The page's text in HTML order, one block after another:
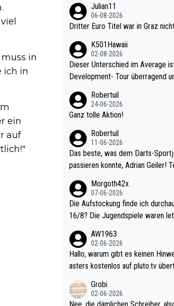
in
ich in
ein
auf
Julian11
06-08-2026
Dritter Euro Titel war in Graz
K501Hawaii
02-08-2026
Dieser Unterschied im Average ist echt
Development- Tour überragend
e mal 40+ erst recht. Da gewinnst keinen Blumentopf - ist ja n
och krasser wie ein Pokalspiel eines Kreisligisten vs einem Bu
Robertuil
24-06-2026
Ganz tolle Aktion!
Robertuil
11-06-2026
Das beste, was dem Darts-
passieren konnte, Adrian Geiler!
Morgoth42x
07-06-2026
Die Aufstockung finde ich
16/8? Die Jugendspiele waren letztes Jahr durchaus sehr kur
l. Allerdings ist Mitchell Lawrie als Nummer 1 der Welt eh quali
fiziert. Somit ändert die
eisters erstmal nichts. Ich denke sie wollen damit für nächste
d wohl wenig WDF Turniere
etztes Jahr der Fall. Er musste
AW1963
02-06-2026
Hallo, warum gibt es keinen Hinweis, dass die Nordic Darts M
asters kostenlos auf pluto.tv
Grobi
02-06-2026